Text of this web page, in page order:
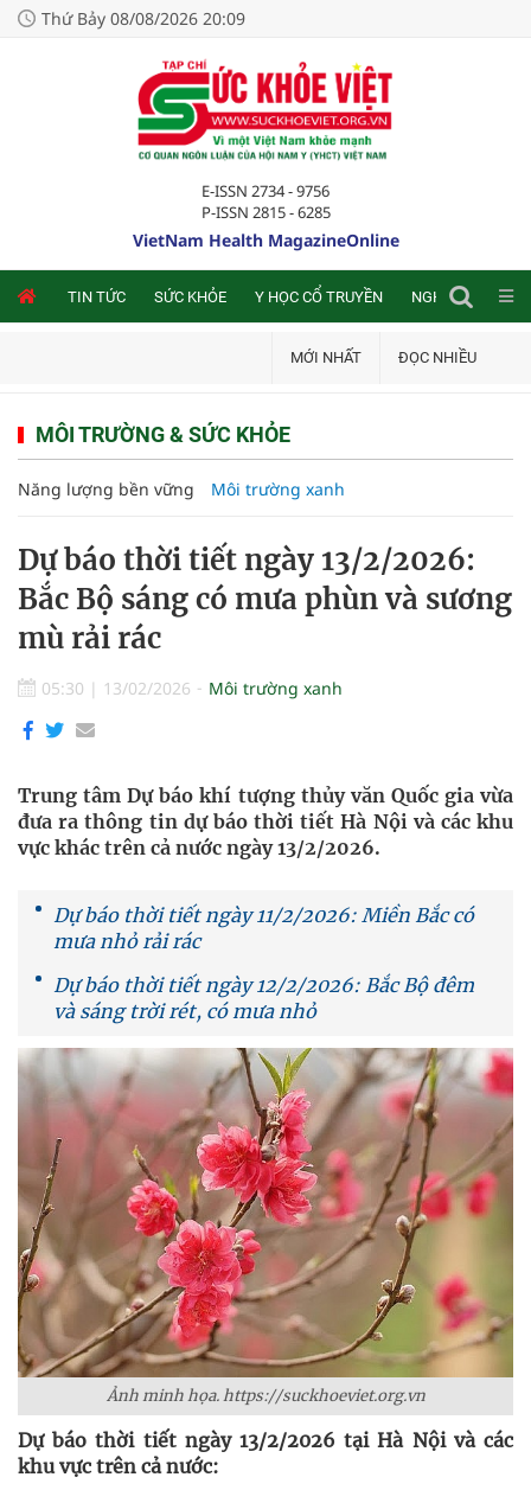
Thứ Bảy 08/08/2026 20:09
E-ISSN 2734 - 9756
P-ISSN 2815 - 6285
VietNam Health MagazineOnline
TIN TỨC SỨC KHỎE Y HỌC CỔ TRUYỀN NGHIÊN CỨU
MỚI NHẤT ĐỌC NHIỀU
MÔI TRƯỜNG & SỨC KHỎE
Năng lượng bền vững Môi trường xanh
Dự báo thời tiết ngày 13/2/2026:
Bắc Bộ sáng có mưa phùn và sương
mù rải rác
05:30 | 13/02/2026 Môi trường xanh
Trung tâm Dự báo khí tượng thủy văn Quốc gia vừa
đưa ra thông tin dự báo thời tiết Hà Nội và các khu
vực khác trên cả nước ngày 13/2/2026.
Dự báo thời tiết ngày 11/2/2026: Miền Bắc có
mưa nhỏ rải rác
Dự báo thời tiết ngày 12/2/2026: Bắc Bộ đêm
và sáng trời rét, có mưa nhỏ
Ảnh minh họa. https://suckhoeviet.org.vn
Dự báo thời tiết ngày 13/2/2026 tại Hà Nội và các
khu vực trên cả nước: